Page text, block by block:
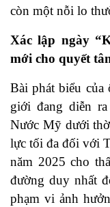
còn một nỗi lo
Xác lập ngày
mới cho quyết
Bài phát biểu của
giới đang diễn
Nước Mỹ dưới
lực tối đa đối với
năm 2025 cho
đường duy nhất
phạm vi ảnh